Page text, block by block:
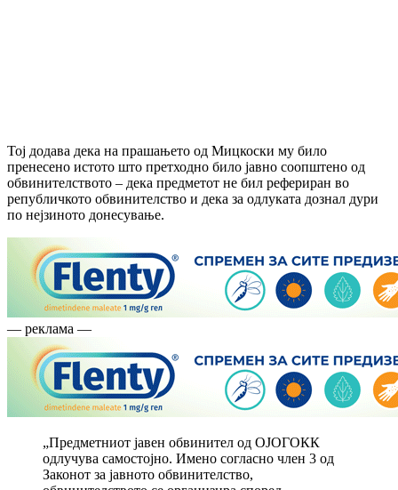
Тој додава дека на прашањето од Мицкоски му било
пренесено истото што претходно било јавно соопштено од
обвинителството – дека предметот не бил рефериран во
републичкото обвинителство и дека за одлуката дознал дури
по нејзиното донесување.
— реклама —
„Предметниот јавен обвинител од ОЈОГОКК
одлучува самостојно. Имено согласно член 3 од
Законот за јавното обвинителство,